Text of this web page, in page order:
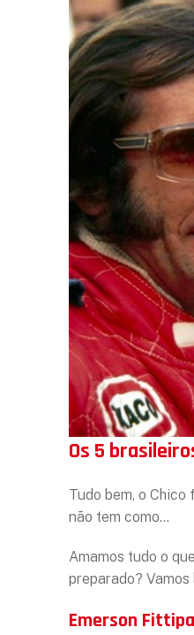
Os 5
Tudo bem, o
não tem como…
Amamos tudo o
preparado? Vamos
Emerson